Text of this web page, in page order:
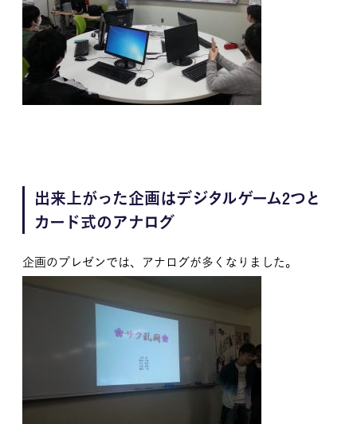
出来上がった企画はデジタルゲーム2つと
カード式のアナログ
企画のプレゼンでは、アナログが多くなりました。